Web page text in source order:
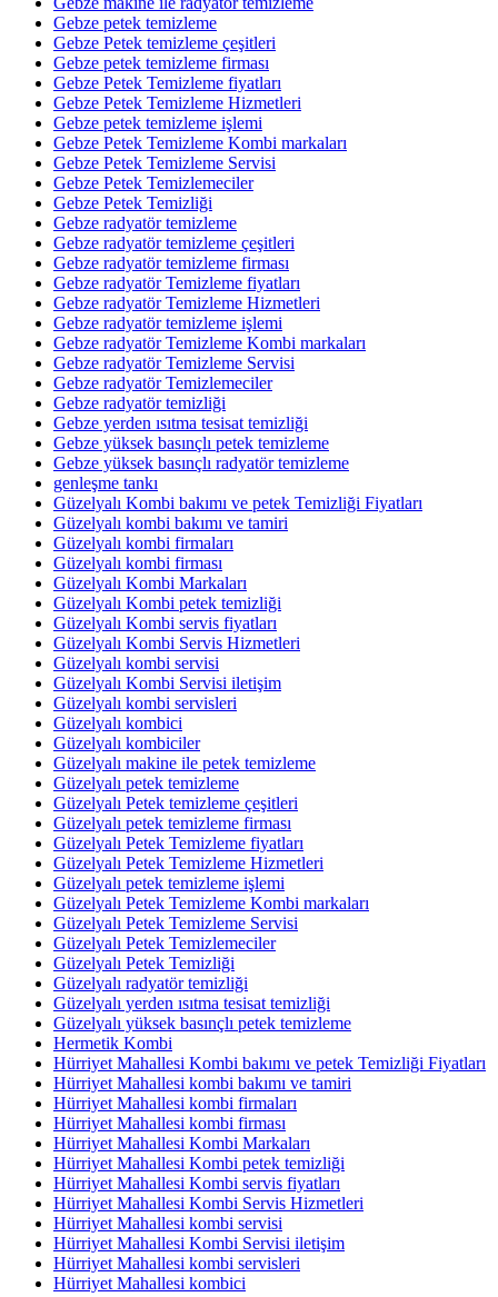
Gebze petek temizleme
Gebze Petek temizleme çeşitleri
Gebze petek temizleme firması
Gebze Petek Temizleme fiyatları
Gebze Petek Temizleme Hizmetleri
Gebze petek temizleme işlemi
Gebze Petek Temizleme Kombi markaları
Gebze Petek Temizleme Servisi
Gebze Petek Temizlemeciler
Gebze Petek Temizliği
Gebze radyatör temizleme
Gebze radyatör temizleme çeşitleri
Gebze radyatör temizleme firması
Gebze radyatör Temizleme fiyatları
Gebze radyatör Temizleme Hizmetleri
Gebze radyatör temizleme işlemi
Gebze radyatör Temizleme Kombi markaları
Gebze radyatör Temizleme Servisi
Gebze radyatör Temizlemeciler
Gebze radyatör temizliği
Gebze yerden ısıtma tesisat temizliği
Gebze yüksek basınçlı petek temizleme
Gebze yüksek basınçlı radyatör temizleme
genleşme tankı
Güzelyalı Kombi bakımı ve petek Temizliği Fiyatları
Güzelyalı kombi bakımı ve tamiri
Güzelyalı kombi firmaları
Güzelyalı kombi firması
Güzelyalı Kombi Markaları
Güzelyalı Kombi petek temizliği
Güzelyalı Kombi servis fiyatları
Güzelyalı Kombi Servis Hizmetleri
Güzelyalı kombi servisi
Güzelyalı Kombi Servisi iletişim
Güzelyalı kombi servisleri
Güzelyalı kombici
Güzelyalı kombiciler
Güzelyalı makine ile petek temizleme
Güzelyalı petek temizleme
Güzelyalı Petek temizleme çeşitleri
Güzelyalı petek temizleme firması
Güzelyalı Petek Temizleme fiyatları
Güzelyalı Petek Temizleme Hizmetleri
Güzelyalı petek temizleme işlemi
Güzelyalı Petek Temizleme Kombi markaları
Güzelyalı Petek Temizleme Servisi
Güzelyalı Petek Temizlemeciler
Güzelyalı Petek Temizliği
Güzelyalı radyatör temizliği
Güzelyalı yerden ısıtma tesisat temizliği
Güzelyalı yüksek basınçlı petek temizleme
Hermetik Kombi
Hürriyet Mahallesi Kombi bakımı ve petek Temizliği Fiyatları
Hürriyet Mahallesi kombi bakımı ve tamiri
Hürriyet Mahallesi kombi firmaları
Hürriyet Mahallesi kombi firması
Hürriyet Mahallesi Kombi Markaları
Hürriyet Mahallesi Kombi petek temizliği
Hürriyet Mahallesi Kombi servis fiyatları
Hürriyet Mahallesi Kombi Servis Hizmetleri
Hürriyet Mahallesi kombi servisi
Hürriyet Mahallesi Kombi Servisi iletişim
Hürriyet Mahallesi kombi servisleri
Hürriyet Mahallesi kombici